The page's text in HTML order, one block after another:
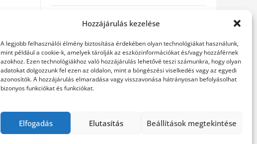
Hozzájárulás kezelése
A legjobb felhasználói élmény biztosítása érdekében olyan technológiákat használunk,
mint például a cookie-k, amelyek tárolják az eszközinformációkat és/vagy hozzáférnek
azokhoz. Ezen technológiákhoz való hozzájárulás lehetővé teszi számunkra, hogy olyan
adatokat dolgozzunk fel ezen az oldalon, mint a böngészési viselkedés vagy az egyedi
azonosítók. A hozzájárulás elmaradása vagy visszavonása hátrányosan befolyásolhat
bizonyos funkciókat és funkciókat.
Elfogadás Elutasítás Beállítások megtekintése
Szórakozás
Táskák
Vásárlás-Eladás